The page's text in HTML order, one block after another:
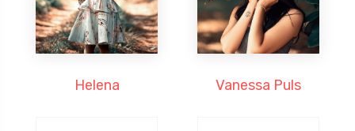
Helena Vanessa Puls